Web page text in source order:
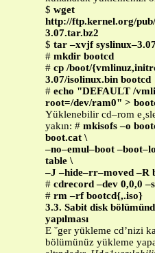
$ wget
http://ftp.kernel.org/
3.07.tar.bz2
$ tar –xvjf
# mkdir bootcd
# cp /boot/
3.07/isolinux.bin bootcd
# echo "DEFAULT /
root=/dev/ram0" >
Yüklenebilir cd–rom
yakın: # mkisofs –o
boot.cat \
–no–emul–boot
table \
–J –hide–rr–moved –R
# cdrecord –dev 0,0,0
# rm –rf bootcd{,.iso}
3.3. Sabit disk
yapılması
E ˘ger yükleme cd’nizi
bölümünüz yükleme